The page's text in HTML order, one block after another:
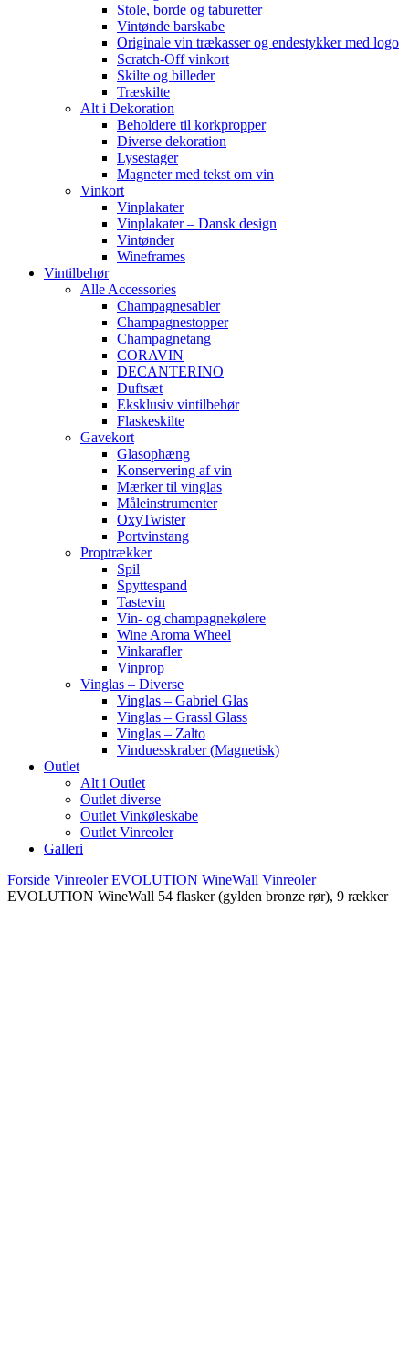
Stole, borde og taburetter
Vintønde barskabe
Originale vin trækasser og endestykker med logo
Scratch-Off vinkort
Skilte og billeder
Træskilte
Alt i Dekoration
Beholdere til korkpropper
Diverse dekoration
Lysestager
Magneter med tekst om vin
Vinkort
Vinplakater
Vinplakater – Dansk design
Vintønder
Wineframes
Vintilbehør
Alle Accessories
Champagnesabler
Champagnestopper
Champagnetang
CORAVIN
DECANTERINO
Duftsæt
Eksklusiv vintilbehør
Flaskeskilte
Gavekort
Glasophæng
Konservering af vin
Mærker til vinglas
Måleinstrumenter
OxyTwister
Portvinstang
Proptrækker
Spil
Spyttespand
Tastevin
Vin- og champagnekølere
Wine Aroma Wheel
Vinkarafler
Vinprop
Vinglas – Diverse
Vinglas – Gabriel Glas
Vinglas – Grassl Glass
Vinglas – Zalto
Vinduesskraber (Magnetisk)
Outlet
Alt i Outlet
Outlet diverse
Outlet Vinkøleskabe
Outlet Vinreoler
Galleri
Forside Vinreoler EVOLUTION WineWall Vinreoler
EVOLUTION WineWall 54 flasker (gylden bronze rør), 9 rækker